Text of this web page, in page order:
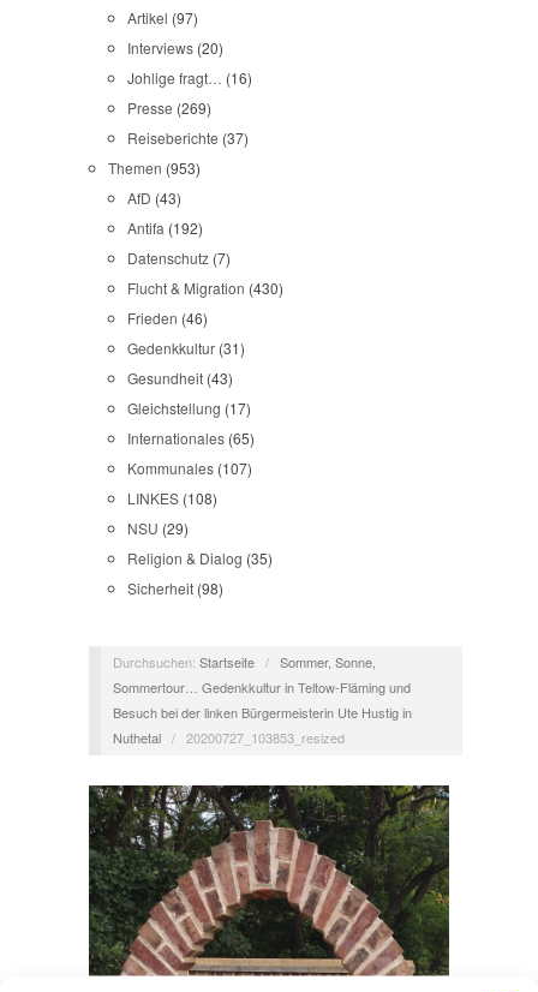
Artikel (97)
Interviews (20)
Johlige fragt… (16)
Presse (269)
Reiseberichte (37)
Themen (953)
AfD (43)
Antifa (192)
Datenschutz (7)
Flucht & Migration (430)
Frieden (46)
Gedenkkultur (31)
Gesundheit (43)
Gleichstellung (17)
Internationales (65)
Kommunales (107)
LINKES (108)
NSU (29)
Religion & Dialog (35)
Sicherheit (98)
Durchsuchen: Startseite / Sommer, Sonne,
Sommertour… Gedenkkultur in Teltow-Fläming und
Besuch bei der linken Bürgermeisterin Ute Hustig in
Nuthetal / 20200727_103853_resized